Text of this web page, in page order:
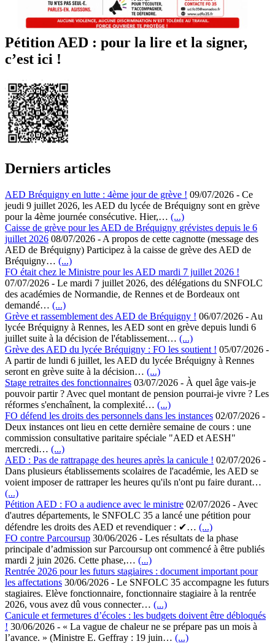
Pétition AED : pour la lire et la signer,
c’est ici !
Derniers articles
AED Bréquigny en lutte : 4ème jour de grève ! 09/07/2026 - Ce
jeudi 9 juillet 2026, les AED du lycée de Bréquigny sont en grève
pour la 4ème journée consécutive. Hier,… (...)
Caisse de grève pour les AED de Bréquigny grévistes depuis le 6
juillet 2026 08/07/2026 - A propos de cette cagnotte (message des
AED de Bréquigny) Participez à la caisse de grève des AED de
Bréquigny… (...)
FO était chez le Ministre pour les AED mardi 7 juillet 2026 !
07/07/2026 - Le mardi 7 juillet 2026, des délégations du SNFOLC
des académies de Normandie, de Rennes et de Bordeaux ont
demandé… (...)
Grève et rassemblement des AED de Bréquigny ! 06/07/2026 - Au
lycée Bréquigny à Rennes, les AED sont en grève depuis lundi 6
juillet suite à la décision de l'établissement… (...)
Grève des AED du lycée Bréquigny : FO les soutient ! 05/07/2026 -
A partir de lundi 6 juillet, les AED du lycée Bréquigny à Rennes
seront en grève suite à la décision… (...)
Stage retraites des fonctionnaires 03/07/2026 - À quel âge vais-je
pouvoir partir ? Avec quel montant de pension pourrai-je vivre ? Les
réformes s'enchaînent, la complexité… (...)
FO défend les droits des personnels dans les instances 02/07/2026 -
Deux instances ont lieu en cette dernière semaine de cours : une
commission consultative paritaire spéciale "AED et AESH"
mercredi… (...)
AED : Pas de rattrapage des heures après la canicule ! 02/07/2026 -
Dans plusieurs établissements scolaires de l'académie, les AED se
voient imposer de rattraper les heures qu'ils n'ont pu faire durant…
(...)
Pétition AED : FO a audience avec le ministre 02/07/2026 - Avec
d'autres départements, le SNFOLC 35 a lancé une pétition pour
défendre les droits des AED et revendiquer : ✔… (...)
FO contre Parcoursup 30/06/2026 - Les résultats de la phase
principale d’admission sur Parcoursup ont commencé à être publiés
mardi 2 juin 2026. Cette phase,… (...)
Rentrée 2026 pour les futurs stagiaires : document important pour
les affectations 30/06/2026 - Le SNFOLC 35 accompagne les futurs
stagiaires. Elève fonctionnaire, fonctionnaire stagiaire à la rentrée
2026, vous avez dû vous connecter… (...)
Canicule et fermetures d’écoles : les budgets doivent être débloqués
! 30/06/2026 - « La vague de chaleur ne se prépare pas un mois à
l’avance. » (Ministre E. Geffray : 19 juin… (...)